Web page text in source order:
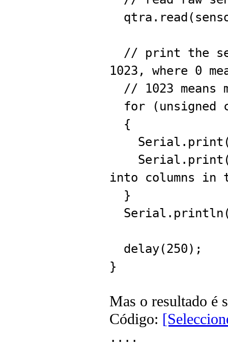
// print the
1023, where 0
// 1023 means
for (unsigned
{
into columns in
}
delay(250);
}
Mas o resultado é
Código:
....